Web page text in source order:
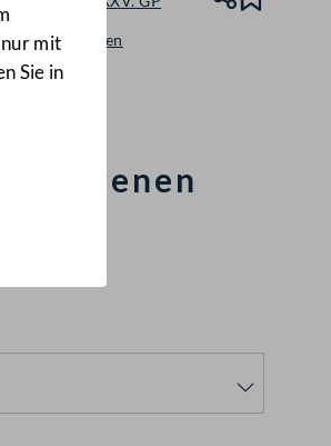
mit
Sie in
Beantwortungen
1919/AB